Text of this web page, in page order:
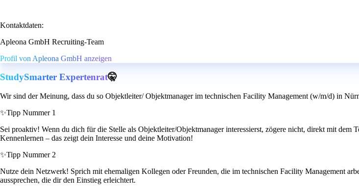
Kontaktdaten:
Apleona GmbH Recruiting-Team
Profil von Apleona GmbH anzeigen
StudySmarter Expertenrat🤫
Wir sind der Meinung, dass du so Objektleiter/ Objektmanager im technischen Facility Management (w/m/d) in
✨Tipp Nummer 1
Sei proaktiv! Wenn du dich für die Stelle als Objektleiter/Objektmanager interessierst, zögere nicht, direkt mit
Kennenlernen – das zeigt dein Interesse und deine Motivation!
✨Tipp Nummer 2
Nutze dein Netzwerk! Sprich mit ehemaligen Kollegen oder Freunden, die im technischen Facility Management
aussprechen, die dir den Einstieg erleichtert.